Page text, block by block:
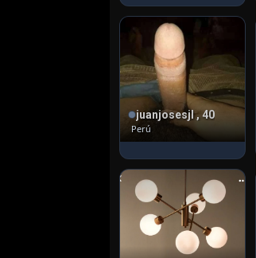
juanjosesjl , 40
Perú